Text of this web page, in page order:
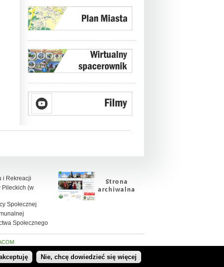
i Rekreacji
Pileckich (w
Społecznej
Społecznego
Nie, chcę dowiedzieć się więcej